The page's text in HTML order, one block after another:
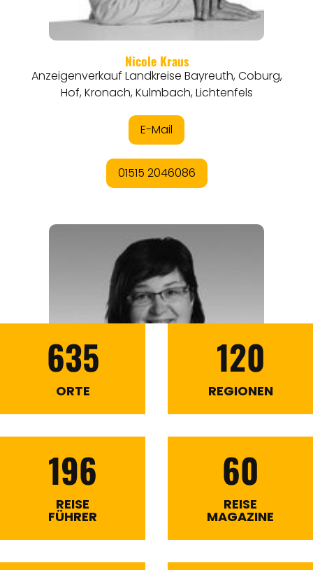
635
ORTE
120
REGIONEN
196
REISE
FÜHRER
60
REISE
MAGAZINE